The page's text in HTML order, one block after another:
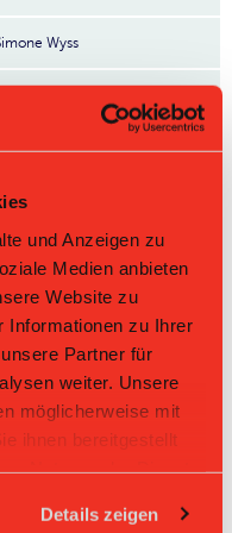
und Anzeigen zu
Medien anbieten
Website zu
Informationen zu Ihrer
Partner für
weiter. Unsere
möglicherweise mit
ihnen bereitgestellt
Details zeigen
Wyss
Wildermuth
Siegenthaler
Maurer
Kyburz
Dierks